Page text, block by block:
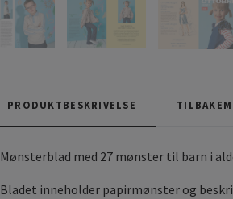
PRODUKTBESKRIVELSE
Mønsterblad med 27 mønster til barn i
Bladet inneholder papirmønster og